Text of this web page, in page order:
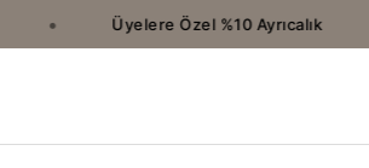
Üyelere Özel %10 Ayrıcalık